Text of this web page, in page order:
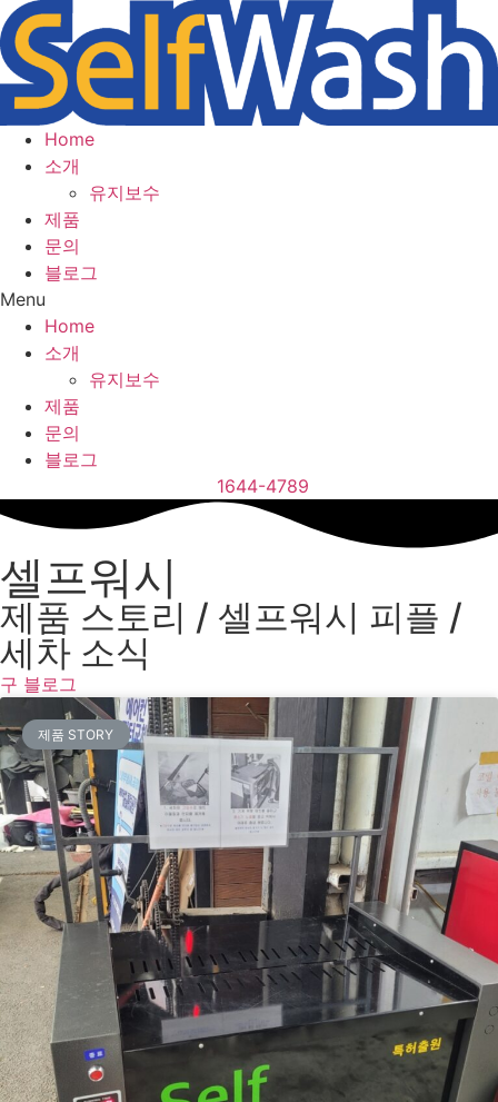
Home
소개
유지보수
제품
문의
블로그
Menu
Home
소개
유지보수
제품
문의
블로그
1644-4789
셀프워시
제품 스토리 / 셀프워시 피플 /
세차 소식
구 블로그
제품 STORY